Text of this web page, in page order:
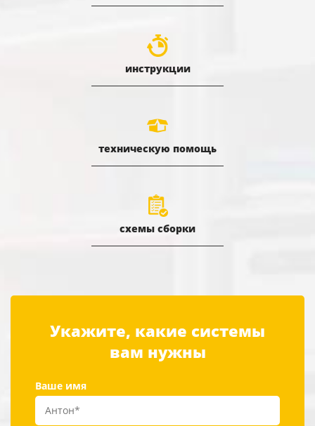
инструкции
техническую помощь
схемы сборки
Укажите, какие системы
вам нужны
Ваше имя